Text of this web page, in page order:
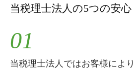
法人税業務
料金案内
当税理士法人の5つの安心
01
当税理士法人ではお客様によ